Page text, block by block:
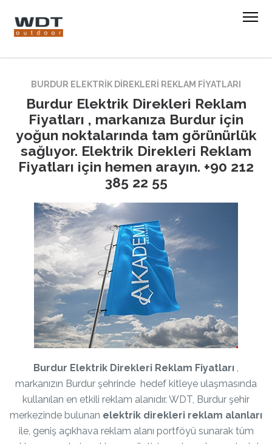
BURDUR ELEKTRIK DIREKLERI REKLAM FIYATLARI
Burdur Elektrik Direkleri Reklam
Fiyatları , markanıza Burdur için
yoğun noktalarında tam görünürlük
sağlıyor. Elektrik Direkleri Reklam
Fiyatları için hemen arayın. +90 212
385 22 55
Burdur Elektrik Direkleri Reklam Fiyatları ,
markanızın Burdur şehrinde hedef kitleye ulaşmasında
kullanılan en etkili reklam alanıdır. WDT, Burdur şehir
merkezinde bulunan elektrik direkleri reklam alanları
ile, geniş açıkhava reklam alanı portföyü sunarak tüm